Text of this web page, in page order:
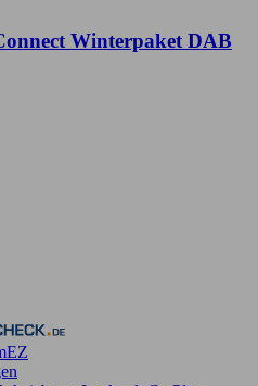
Winterpaket DAB
EZ